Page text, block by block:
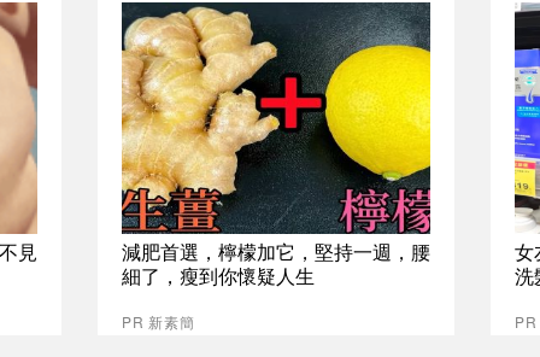
見
減肥首選，檸檬加它，堅持一週，腰
細了，瘦到你懷疑人生
PR 新素簡
女
洗